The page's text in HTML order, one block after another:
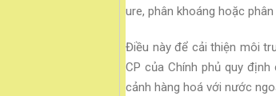
ure, phân khoáng hoặc
Điều này để cải thiện môi
CP của Chính phủ quy
cảnh hàng hoá với nước